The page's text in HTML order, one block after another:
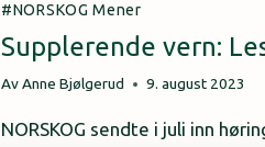
NORSKOG Mener
Supplerende vern:
AvAnne Bjølgerud 9. august 2023
NORSKOG sendte i juli inn